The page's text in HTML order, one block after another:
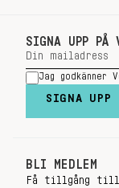
SIGNA UPP PÅ
Jag godkänner
SIGNA UPP
BLI MEDLEM
Få tillgång till